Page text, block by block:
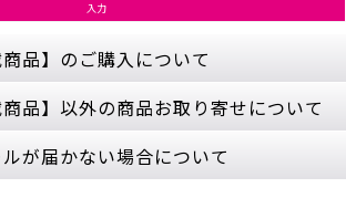
入力
商品】のご購入について
ョップ掲載商品】のご注文は承っておりません。
ートに入れ、ご購入手続きを完了させてくださ
ボタンが押せない商品につきましては、誠に申
商品】以外の商品お取り寄せについて
ていない商品でも、お取り寄せ可能な商品もご
ップの公式サイトをご参照いただき、商品名・
の在庫状況次第となるため、お問い合わせを
が届かない場合について
から数日経っても当店からの連絡が無い場合